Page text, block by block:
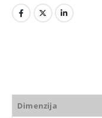
Dimenzija